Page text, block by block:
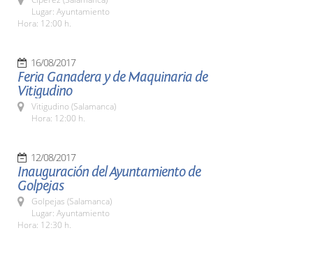
Lugar: Ayuntamiento
Hora: 12:00 h.
16/08/2017
Feria Ganadera y de Maquinaria de
Vitigudino
Vitigudino (Salamanca)
Hora: 12:00 h.
12/08/2017
Inauguración del Ayuntamiento de
Golpejas
Golpejas (Salamanca)
Lugar: Ayuntamiento
Hora: 12:30 h.